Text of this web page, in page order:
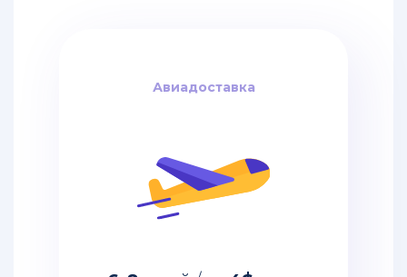
Авиадоставка
Авиадоставка
Авиадоставка из Китая – это
самый быстрый вариант